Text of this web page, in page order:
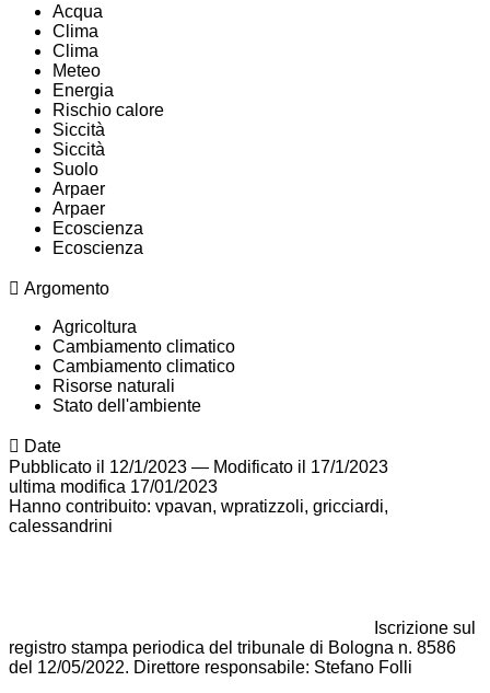
Acqua
Clima
Clima
Meteo
Energia
Rischio calore
Siccità
Siccità
Suolo
Arpaer
Arpaer
Ecoscienza
Ecoscienza
Argomento
Agricoltura
Cambiamento climatico
Cambiamento climatico
Risorse naturali
Stato dell'ambiente
Date
Pubblicato il 12/1/2023 — Modificato il 17/1/2023
ultima modifica 17/01/2023
Hanno contribuito: vpavan, wpratizzoli, gricciardi,
calessandrini
Iscrizione sul
registro stampa periodica del tribunale di Bologna n. 8586
del 12/05/2022. Direttore responsabile: Stefano Folli